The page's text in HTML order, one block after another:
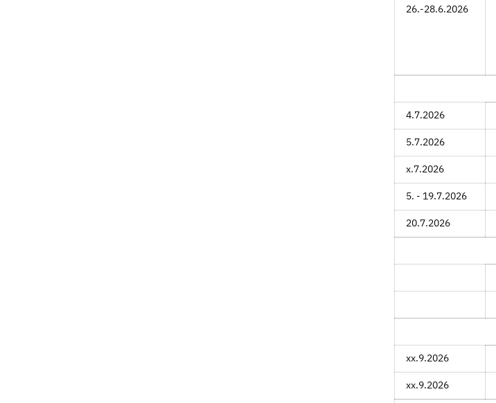
26.-28.6.2026
4.7.2026
5.7.2026
x.7.2026
5. - 19.7.2026
20.7.2026
xx.9.2026
xx.9.2026